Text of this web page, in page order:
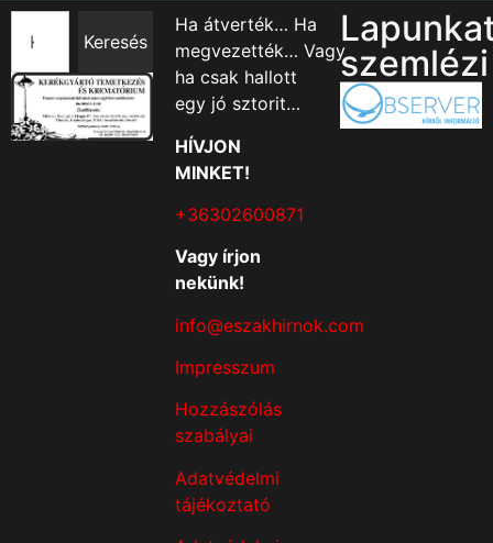
Keresés
Ha átverték… Ha
megvezették… Vagy
ha csak hallott
egy jó sztorit…
HÍVJON
MINKET!
+36302600871
Vagy írjon
nekünk!
info@eszakhirnok.com
Impresszum
Hozzászólás
szabályai
Adatvédelmi
tájékoztató
szemlézi